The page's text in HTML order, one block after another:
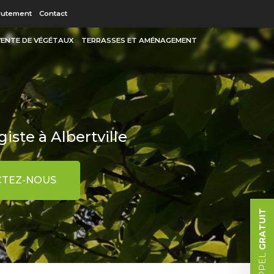
GRATUIT
Contact
DE VÉGÉTAUX TERRASSES ET AMÉNAGEMENT
à Albertville
NOUS